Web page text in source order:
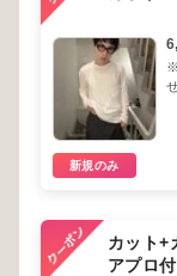
※
新規のみ
カット+
アプロ